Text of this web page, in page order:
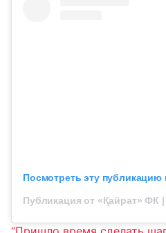
Посмотреть эту публикацию